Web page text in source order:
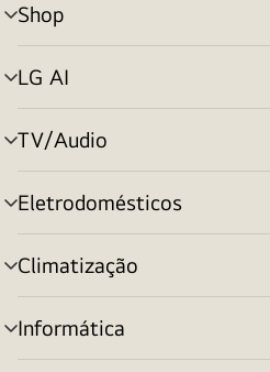
Shop
alternar
menu
LG AI
alternar
menu
TV/Audio
alternar
menu
Eletrodomésticos
alternar
menu
Climatização
alternar
menu
Informática
alternar
menu